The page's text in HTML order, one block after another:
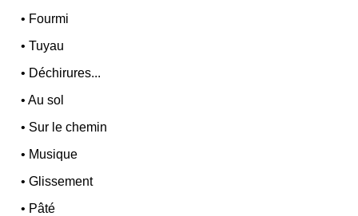
• Fourmi
•Tuyau
• Déchirures...
•Au sol
• Sur le chemin
• Musique
•Glissement
• Pâté